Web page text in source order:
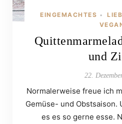
EINGEMACHTES •
und
22.
Normalerweise freue ich
Gemüse- und Obstsaison.
es es so gerne esse.